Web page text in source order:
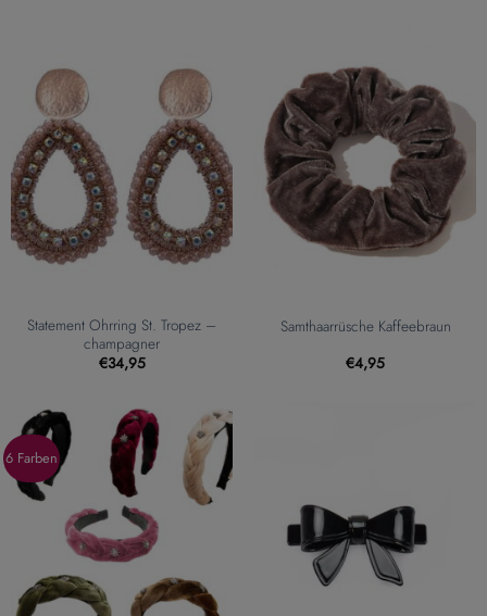
Statement Ohrring St. Tropez –
champagner
€34,95
Samthaarrüsche Kaffeebraun
€4,95
6 Farben